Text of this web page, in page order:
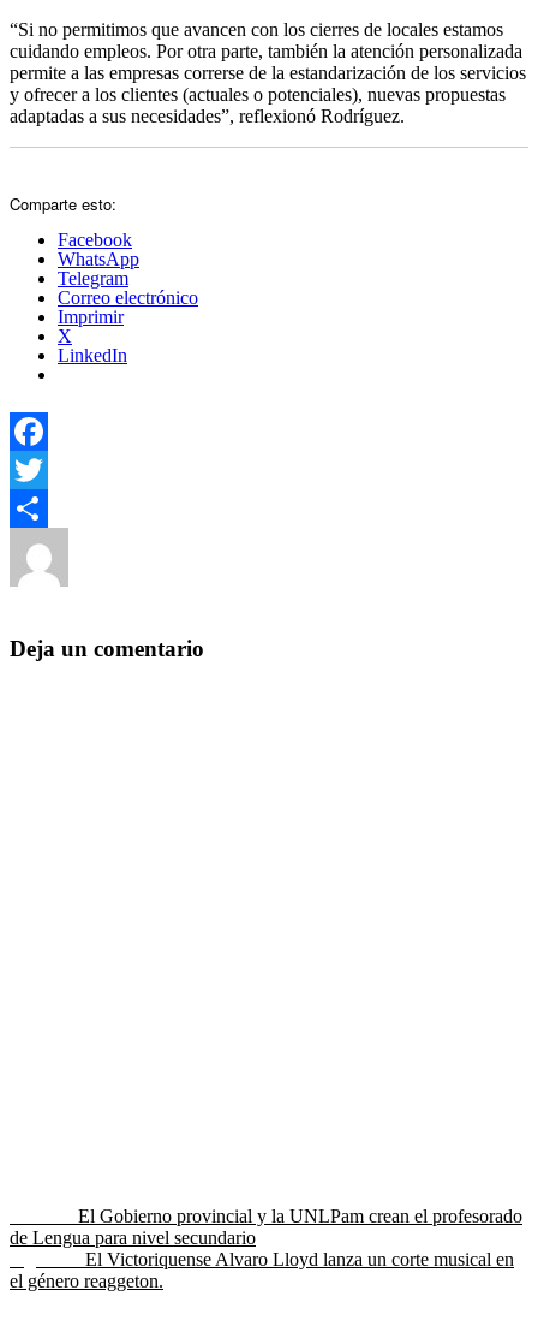
“Si no permitimos que avancen con los cierres de locales estamos
cuidando empleos. Por otra parte, también la atención personalizada
permite a las empresas correrse de la estandarización de los servicios
y ofrecer a los clientes (actuales o potenciales), nuevas propuestas
adaptadas a sus necesidades”, reflexionó Rodríguez.
Comparte esto:
Facebook
WhatsApp
Telegram
Correo electrónico
Imprimir
X
LinkedIn
Facebook
Twitter
Compartir
Deja un comentario
Navegación
de
entradas
Entrada
anterior:
El Gobierno provincial y la UNLPam crean el profesorado
de Lengua para nivel secundario
Entrada
siguiente:
El Victoriquense Alvaro Lloyd lanza un corte musical en
el género reaggeton.